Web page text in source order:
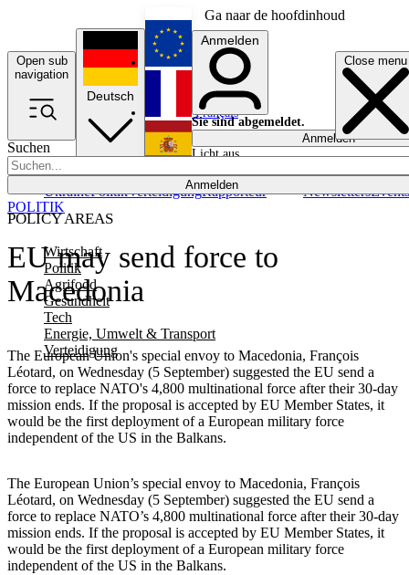
Ga naar de hoofdinhoud
Open sub
navigation
Close menu
Suchen
Anmelden
POLICY AREAS
Wirtschaft
Politik
Agrifood
Gesundheit
Tech
Energie, Umwelt & Transport
Verteidigung
UkrainePolitikVerteidigungRapporteur NewslettersEvents
Deutsch
English
Français
Anmelden
Sie sind abgemeldet.
Anmelden
Licht aus
EU may send force to
Macedonia
The European Union's special envoy to Macedonia, François
Léotard, on Wednesday (5 September) suggested the EU send a
force to replace NATO's 4,800 multinational force after their 30-day
mission ends. If the proposal is accepted by EU Member States, it
would be the first deployment of a European military force
independent of the US in the Balkans.
POLITIK
The European Union’s special envoy to Macedonia, François
Léotard, on Wednesday (5 September) suggested the EU send a
force to replace NATO’s 4,800 multinational force after their 30-day
mission ends. If the proposal is accepted by EU Member States, it
would be the first deployment of a European military force
independent of the US in the Balkans.